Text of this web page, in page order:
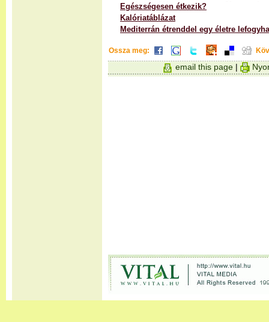
Egészségesen étkezik?
Kalóriatáblázat
Mediterrán étrenddel egy életre
Ossza meg:
email this page |